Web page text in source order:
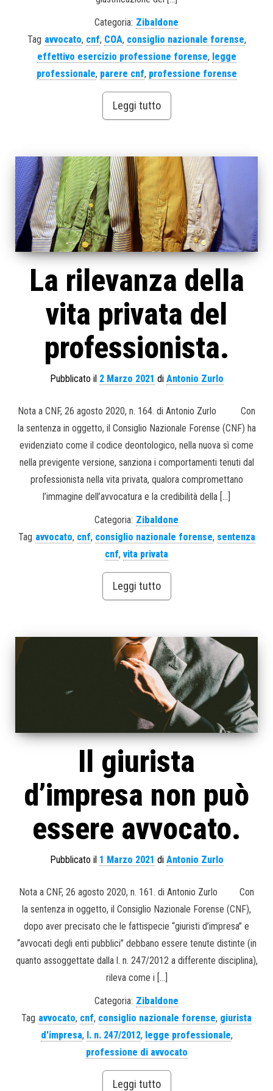
Categoria: Zibaldone
Tag avvocato, cnf, COA, consiglio nazionale forense,
effettivo esercizio professione forense, legge
professionale, parere cnf, professione forense
Leggi tutto
La rilevanza della
vita privata del
professionista.
Pubblicato il 2 Marzo 2021 di Antonio Zurlo
Nota a CNF, 26 agosto 2020, n. 164. di Antonio Zurlo Con
la sentenza in oggetto, il Consiglio Nazionale Forense (CNF) ha
evidenziato come il codice deontologico, nella nuova sì come
nella previgente versione, sanziona i comportamenti tenuti dal
professionista nella vita privata, qualora compromettano
l’immagine dell’avvocatura e la credibilità della […]
Categoria: Zibaldone
Tag avvocato, cnf, consiglio nazionale forense, sentenza
cnf, vita privata
Leggi tutto
Il giurista
d’impresa non può
essere avvocato.
Pubblicato il 1 Marzo 2021 di Antonio Zurlo
Nota a CNF, 26 agosto 2020, n. 161. di Antonio Zurlo Con
la sentenza in oggetto, il Consiglio Nazionale Forense (CNF),
dopo aver precisato che le fattispecie “giuristi d’impresa” e
“avvocati degli enti pubblici” debbano essere tenute distinte (in
quanto assoggettate dalla l. n. 247/2012 a differente disciplina),
rileva come i […]
Categoria: Zibaldone
Tag avvocato, cnf, consiglio nazionale forense, giurista
d'impresa, l. n. 247/2012, legge professionale,
professione di avvocato
Leggi tutto